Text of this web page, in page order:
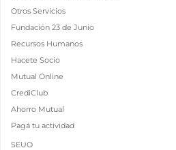
Otros Servicios
Fundación 23 de Junio
Recursos Humanos
Hacete Socio
Mutual Online
CrediClub
Ahorro Mutual
Pagá tu actividad
SEUO